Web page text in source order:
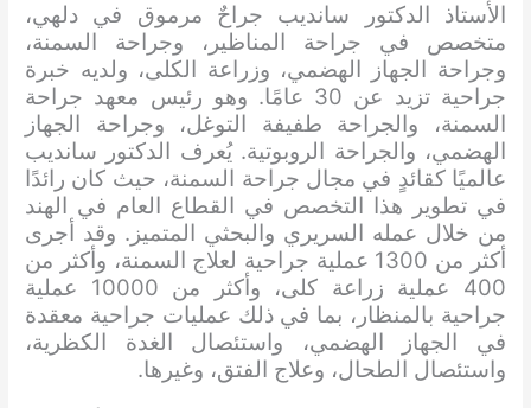
الأستاذ الدكتور سانديب جراحٌ مرموق في دلهي،
متخصص في جراحة المناظير، وجراحة السمنة،
وجراحة الجهاز الهضمي، وزراعة الكلى، ولديه خبرة
جراحية تزيد عن 30 عامًا. وهو رئيس معهد جراحة
السمنة، والجراحة طفيفة التوغل، وجراحة الجهاز
الهضمي، والجراحة الروبوتية. يُعرف الدكتور سانديب
عالميًا كقائدٍ في مجال جراحة السمنة، حيث كان رائدًا
في تطوير هذا التخصص في القطاع العام في الهند
من خلال عمله السريري والبحثي المتميز. وقد أجرى
أكثر من 1300 عملية جراحية لعلاج السمنة، وأكثر من
400 عملية زراعة كلى، وأكثر من 10000 عملية
جراحية بالمنظار، بما في ذلك عمليات جراحية معقدة
في الجهاز الهضمي، واستئصال الغدة الكظرية،
واستئصال الطحال، وعلاج الفتق، وغيرها.